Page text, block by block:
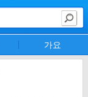
가요